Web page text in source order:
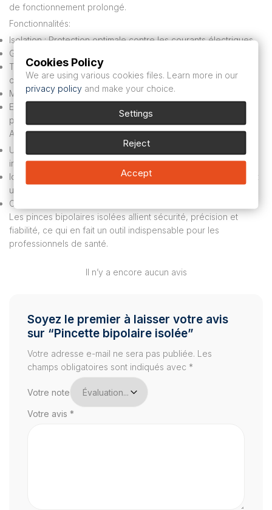
de fonctionnement prolongé.
Fonctionnalités:
Isolation : Protection optimale contre les courants électriques.
Guidage parallèle : manipulation précise et stable.
Tailles disponibles : Plusieurs tailles pour les besoins
chirurgicaux.
Matériaux robustes : Durabilité et fiabilité accrues.
Ergonomie : Conception confortable pour une utilisation
prolongée.
Applications:
Utilisation dans les procédures chirurgicales nécessitant des
instruments bipolaires.
Idéal pour les procédures médicales délicates qui nécessitent
une grande précision.
Convient aux environnements médicaux exigeants.
Les pinces bipolaires isolées allient sécurité, précision et
fiabilité, ce qui en fait un outil indispensable pour les
professionnels de santé.
Il n’y a encore aucun avis
Soyez le premier à laisser votre avis
sur “Pincette bipolaire isolée”
Votre adresse e-mail ne sera pas publiée. Les
champs obligatoires sont indiqués avec *
Votre note
Votre avis *
Cookies Policy
We are using various cookies files. Learn more in our
privacy policy and make your choice.
Settings
Reject
Accept